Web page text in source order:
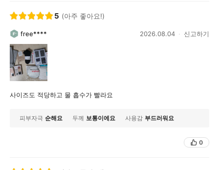
5 (아주 좋아요!)
free**** 2026.08.04 신고하기
사이즈도 적당하고 물 흡수가 빨라요
피부자극 순해요 두께 보통이에요 사용감 부드러워요
0